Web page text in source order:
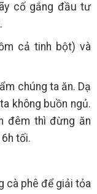
cố gắng đầu tư
cả tinh bột) và
chúng ta ăn. Dạ
không buồn ngủ.
đêm thì đừng ăn
tối.
cà phê để giải tỏa